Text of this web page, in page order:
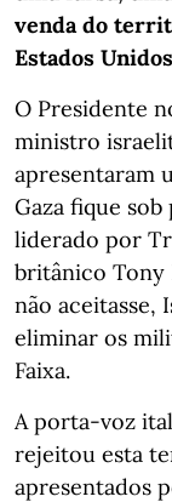
venda do
Estados
O Presidente
ministro
apresentaram
Gaza fique
liderado por
britânico Tony
não aceitasse,
eliminar os
Faixa.
A porta-voz
rejeitou esta
apresentados